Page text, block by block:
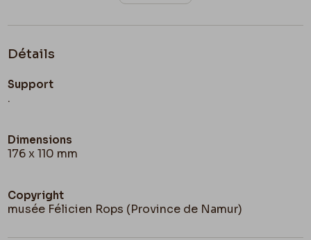
Détails
Support
.
Dimensions
176 x 110 mm
Copyright
musée Félicien Rops (Province de Namur)